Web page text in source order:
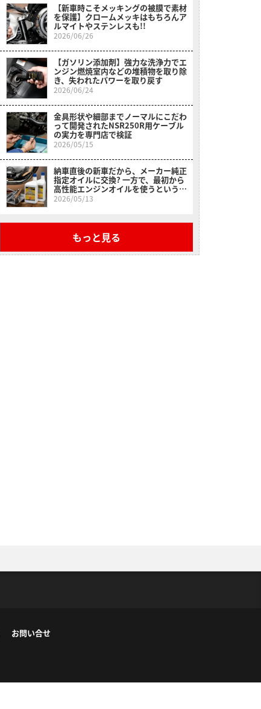
【新車時こそメッキングの被膜で素材
を保護】クロームメッキはもちろんア
ルマイトやステンレスも!!
2026/06/26
【ガソリン添加剤】強力な洗浄力でエ
ンジン燃焼室内などの堆積物を取り除
き、失われたパワーを取り戻す
2026/06/24
金具形状や細部までノーマルにこだわ
って開発されたNSR250R用ケーブル
の実力を専門店で検証
2026/05/15
納車直後の新車だから、メーカー純正
指定オイルに交換? 一方で、最初から
高性能エンジンオイルを使うという選
択肢＜スーパーゾイルで楽しいバイク
ライフ＞
2026/05/13
もっと見る
お問い合せ